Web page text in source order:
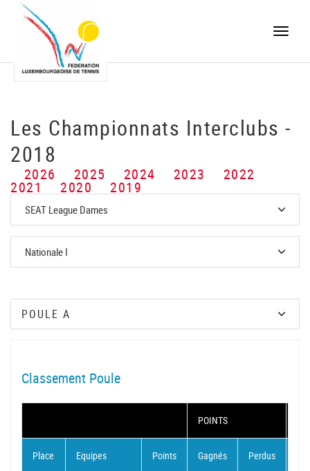
Toggle
Les Championnats Interclubs -
2018
2026 2025 2024 2023 2022
2021 2020 2019
Classement Poule
POINTS
Place Equipes Points Gagnés Perdus